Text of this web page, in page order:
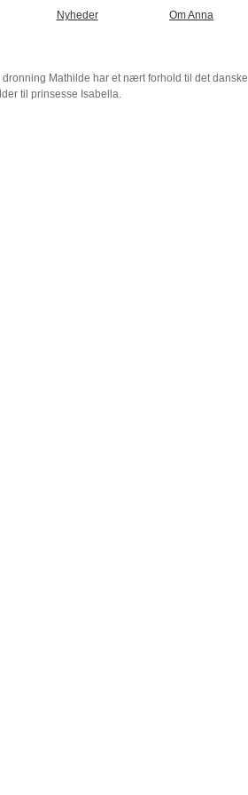
Nyheder Om Anna
Mathilde har et nært forhold til det danske
til prinsesse Isabella.